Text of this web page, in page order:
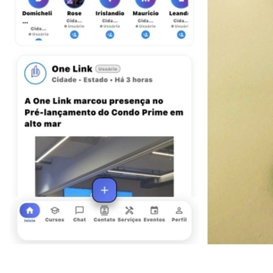
Athletico-PR